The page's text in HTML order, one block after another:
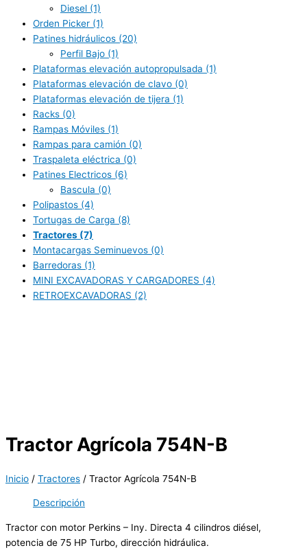
Diesel (1)
Orden Picker (1)
Patines hidráulicos (20)
Perfil Bajo (1)
Plataformas elevación autopropulsada (1)
Plataformas elevación de clavo (0)
Plataformas elevación de tijera (1)
Racks (0)
Rampas Móviles (1)
Rampas para camión (0)
Traspaleta eléctrica (0)
Patines Electricos (6)
Bascula (0)
Polipastos (4)
Tortugas de Carga (8)
Tractores (7)
Montacargas Seminuevos (0)
Barredoras (1)
MINI EXCAVADORAS Y CARGADORES (4)
RETROEXCAVADORAS (2)
Tractor Agrícola 754N-B
Inicio / Tractores / Tractor Agrícola 754N-B
Descripción
Tractor con motor Perkins – Iny. Directa 4 cilindros diésel,
potencia de 75 HP Turbo, dirección hidráulica.